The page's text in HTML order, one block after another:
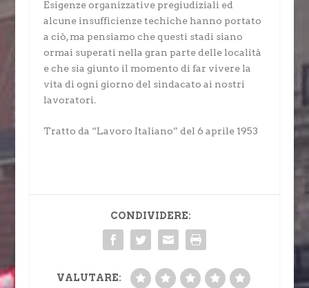
Esigenze organizzative pregiudiziali ed
alcune insufficienze techiche hanno portato
a ciò, ma pensiamo che questi stadi siano
ormai superati nella gran parte delle località
e che sia giunto il momento di far vivere la
vita di ogni giorno del sindacato ai nostri
lavoratori.
Tratto da “Lavoro Italiano” del 6 aprile 1953
CONDIVIDERE:
VALUTARE: